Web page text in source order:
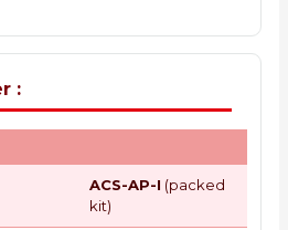
:
ACS-AP-I (packed
kit)